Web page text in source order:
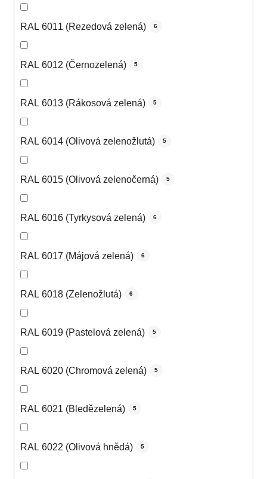
RAL 6011 (Rezedová zelená) 6
RAL 6012 (Černozelená) 5
RAL 6013 (Rákosová zelená) 5
RAL 6014 (Olivová zelenožlutá) 5
RAL 6015 (Olivová zelenočerná) 5
RAL 6016 (Tyrkysová zelená) 6
RAL 6017 (Májová zelená) 6
RAL 6018 (Zelenožlutá) 6
RAL 6019 (Pastelová zelená) 5
RAL 6020 (Chromová zelená) 5
RAL 6021 (Bledězelená) 5
RAL 6022 (Olivová hnědá) 5